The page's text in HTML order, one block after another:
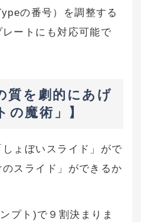
の番号）を調整する
ートにも対応可能で
質を劇的にあげ
の魔術」】
ょぼいスライド」がで
スライド」ができるか
プト)で９割決まりま